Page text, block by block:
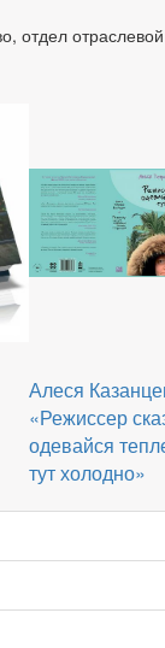
отдел
Алеся
«Режиссер
одевайся
тут холодно»